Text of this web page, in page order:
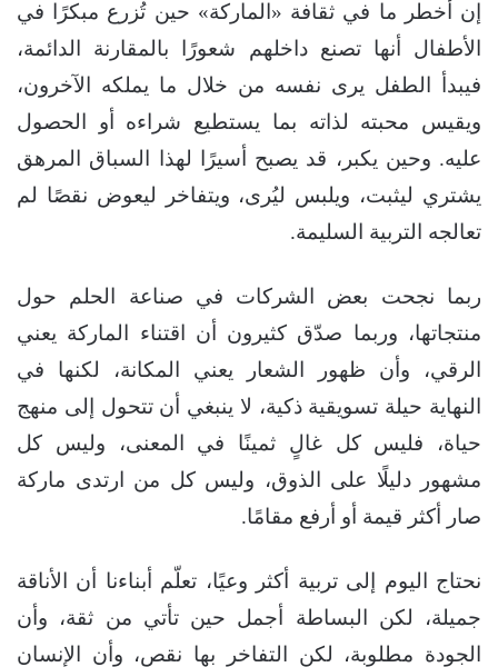
إن أخطر ما في ثقافة «الماركة» حين تُزرع مبكرًا في
الأطفال أنها تصنع داخلهم شعورًا بالمقارنة الدائمة،
فيبدأ الطفل يرى نفسه من خلال ما يملكه الآخرون،
ويقيس محبته لذاته بما يستطيع شراءه أو الحصول
عليه. وحين يكبر، قد يصبح أسيرًا لهذا السباق المرهق
يشتري ليثبت، ويلبس ليُرى، ويتفاخر ليعوض نقصًا لم
تعالجه التربية السليمة.
ربما نجحت بعض الشركات في صناعة الحلم حول
منتجاتها، وربما صدّق كثيرون أن اقتناء الماركة يعني
الرقي، وأن ظهور الشعار يعني المكانة، لكنها في
النهاية حيلة تسويقية ذكية، لا ينبغي أن تتحول إلى منهج
حياة، فليس كل غالٍ ثمينًا في المعنى، وليس كل
مشهور دليلًا على الذوق، وليس كل من ارتدى ماركة
صار أكثر قيمة أو أرفع مقامًا.
نحتاج اليوم إلى تربية أكثر وعيًا، تعلّم أبناءنا أن الأناقة
جميلة، لكن البساطة أجمل حين تأتي من ثقة، وأن
الجودة مطلوبة، لكن التفاخر بها نقص، وأن الإنسان